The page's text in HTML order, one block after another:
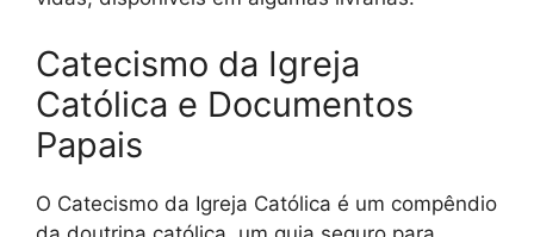
Catecismo da Igreja
Católica e Documentos
Papais
O Catecismo da Igreja Católica é um compêndio